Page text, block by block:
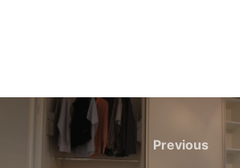
Beitragsnavigation
Previous
Previous